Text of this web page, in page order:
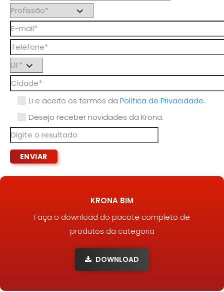
Li e aceito os termos da Política de Privacidade.
Desejo receber novidades da Krona.
KRONA BIM
Faça o download do pacote completo de
produtos da categoria
DOWNLOAD